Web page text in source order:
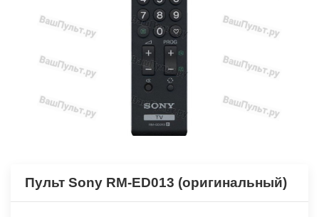
Пульт Sony RM-ED013 (оригинальный)